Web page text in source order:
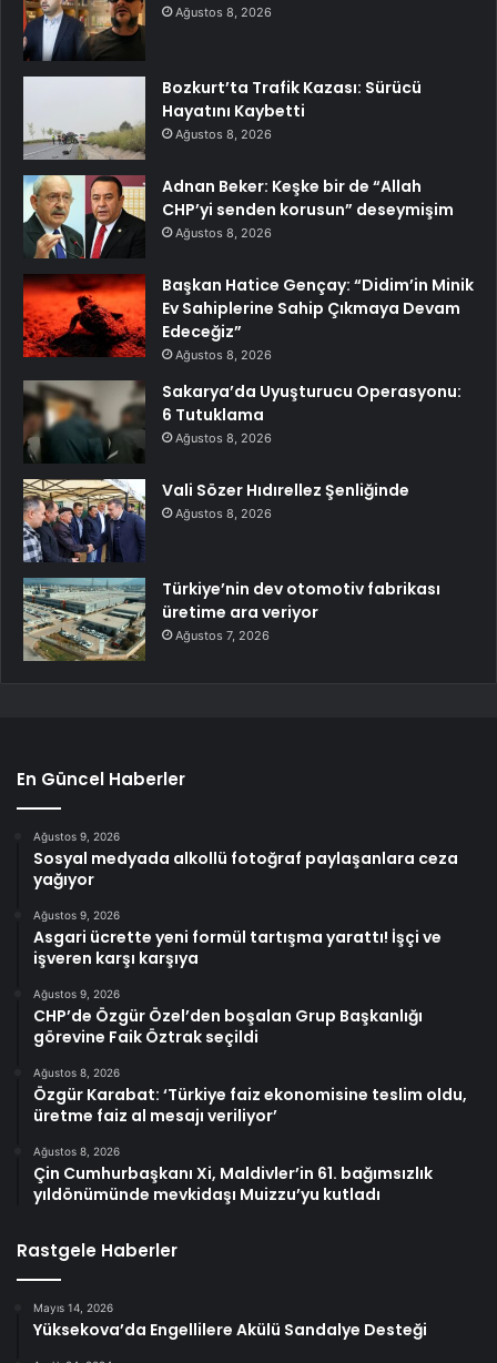
Ağustos 8, 2026
Bozkurt’ta Trafik Kazası: Sürücü
Hayatını Kaybetti
Ağustos 8, 2026
Adnan Beker: Keşke bir de “Allah
CHP’yi senden korusun” deseymişim
Ağustos 8, 2026
Başkan Hatice Gençay: “Didim’in Minik
Ev Sahiplerine Sahip Çıkmaya Devam
Edeceğiz”
Ağustos 8, 2026
Sakarya’da Uyuşturucu Operasyonu:
6 Tutuklama
Ağustos 8, 2026
Vali Sözer Hıdırellez Şenliğinde
Ağustos 8, 2026
Türkiye’nin dev otomotiv fabrikası
üretime ara veriyor
Ağustos 7, 2026
En Güncel Haberler
Ağustos 9, 2026
Sosyal medyada alkollü fotoğraf paylaşanlara ceza
yağıyor
Ağustos 9, 2026
Asgari ücrette yeni formül tartışma yarattı! İşçi ve
işveren karşı karşıya
Ağustos 9, 2026
CHP’de Özgür Özel’den boşalan Grup Başkanlığı
görevine Faik Öztrak seçildi
Ağustos 8, 2026
Özgür Karabat: ‘Türkiye faiz ekonomisine teslim oldu,
üretme faiz al mesajı veriliyor’
Ağustos 8, 2026
Çin Cumhurbaşkanı Xi, Maldivler’in 61. bağımsızlık
yıldönümünde mevkidaşı Muizzu’yu kutladı
Rastgele Haberler
Mayıs 14, 2026
Yüksekova’da Engellilere Akülü Sandalye Desteği